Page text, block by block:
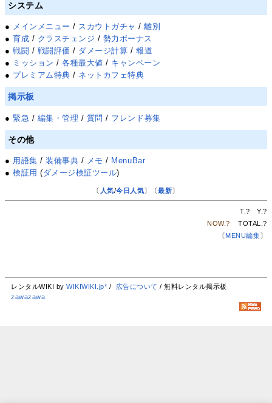
システム
● メインメニュー / スカウトガチャ /離別
●育成 / クラスチェンジ / 勢力ボーナス
●戦闘 / 戦闘評価 / ダメージ計算 / 報道
● ミッション /各種最大値 / キャンペーン
● プレミアム特典 / ネットカフェ特典
掲示板
●緊急 / 編集・管理 / 質問 / フレンド募集
その他
● 用語集 /装備事典 / メモ / MenuBar
●検証用 (ダメージ検証ツール)
〔 人気/今日人気〕〔最新〕
T.? Y.?
NOW.? TOTAL.?
〔MENU編集〕
レンタルWIKI byWIKIWIKI.jp* / 広告について / 無料レンタル掲示板
zawazawa